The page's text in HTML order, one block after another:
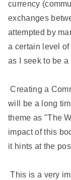
currency
exchanges
attempted by
a certain level
as I seek to be
Creating a
will be a long
theme as "The
impact of this
it hints at the
This is a very